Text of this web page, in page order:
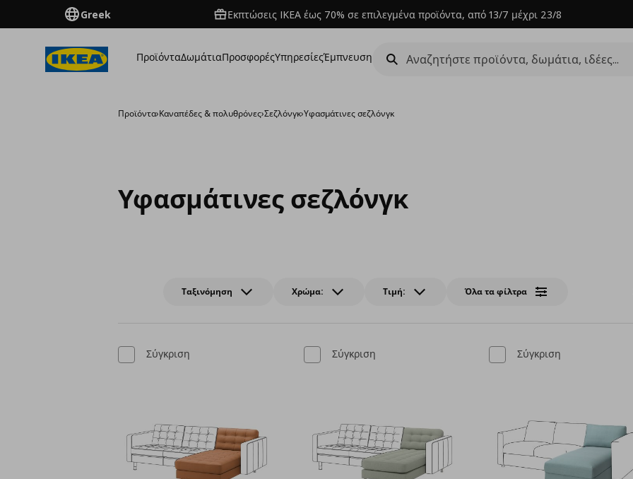
Greek Εκπτώσεις IKEA έως 70% σε επιλεγμένα προϊόντα, από 13/7 μέχρι 23/8
ΠροϊόνταΔωμάτιαΠροσφορέςΥπηρεσίεςΈμπνευση
Προϊόντα›Καναπέδες & πολυθρόνες›Σεζλόνγκ›Υφασμάτινες σεζλόνγκ
Υφασμάτινες σεζλόνγκ
Ταξινόμηση Χρώμα: Τιμή: Όλα τα φίλτρα
Σύγκριση Σύγκριση Σύγκριση